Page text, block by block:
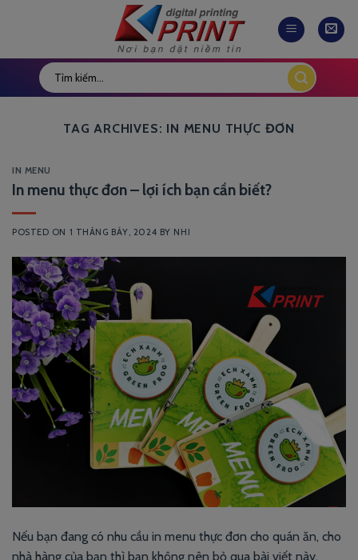
TAG ARCHIVES: IN MENU THỰC ĐƠN
IN MENU
In menu thực đơn – lợi ích bạn cần biết?
POSTED ON 1 THÁNG BẢY, 2024 BY NHI
Nếu bạn đang có nhu cầu in menu thực đơn cho quán ăn, cho
nhà hàng của bạn thì bạn không nên bỏ qua bài viết này.